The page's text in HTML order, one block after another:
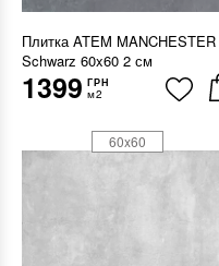
Плитка ATEM MANCHESTER
Schwarz 60x60 2 см
1399 ГРН
м2
60x60